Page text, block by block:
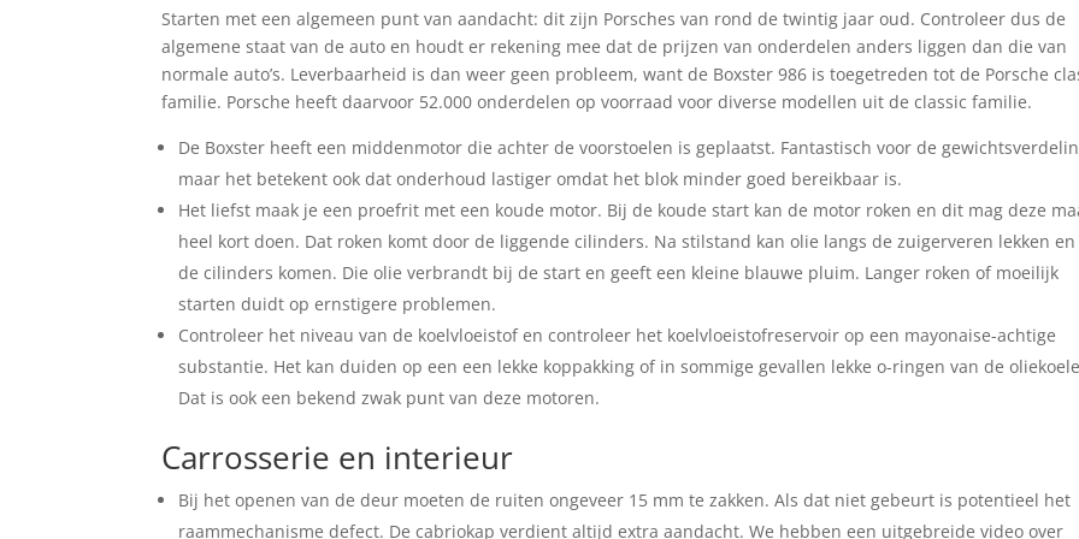
Starten met een algemeen punt van aandacht: dit zijn Porsches van rond de twintig jaar oud. Controleer dus de
algemene staat van de auto en houdt er rekening mee dat de prijzen van onderdelen anders liggen dan die van
normale auto’s. Leverbaarheid is dan weer geen probleem, want de Boxster 986 is toegetreden tot de Porsche
familie. Porsche heeft daarvoor 52.000 onderdelen op voorraad voor diverse modellen uit de classic familie.
De Boxster heeft een middenmotor die achter de voorstoelen is geplaatst. Fantastisch voor de
maar het betekent ook dat onderhoud lastiger omdat het blok minder goed bereikbaar is.
Het liefst maak je een proefrit met een koude motor. Bij de koude start kan de motor roken en dit mag deze
heel kort doen. Dat roken komt door de liggende cilinders. Na stilstand kan olie langs de zuigerveren lekken
de cilinders komen. Die olie verbrandt bij de start en geeft een kleine blauwe pluim. Langer roken of moeilijk
starten duidt op ernstigere problemen.
Controleer het niveau van de koelvloeistof en controleer het koelvloeistofreservoir op een mayonaise-achtige
substantie. Het kan duiden op een een lekke koppakking of in sommige gevallen lekke o-ringen van de
Dat is ook een bekend zwak punt van deze motoren.
Carrosserie en interieur
Bij het openen van de deur moeten de ruiten ongeveer 15 mm te zakken. Als dat niet gebeurt is potentieel het
raammechanisme defect. De cabriokap verdient altijd extra aandacht. We hebben een uitgebreide video over